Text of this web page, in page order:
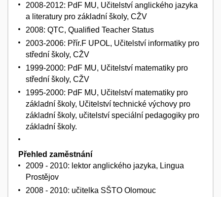
2008-2012: PdF MU, Učitelství anglického jazyka
a literatury pro základní školy, CŽV
2008: QTC, Qualified Teacher Status
2003-2006: Přír.F UPOL, Učitelství informatiky pro
střední školy, CŽV
1999-2000: PdF MU, Učitelství matematiky pro
střední školy, CŽV
1995-2000: PdF MU, Učitelství matematiky pro
základní školy, Učitelství technické výchovy pro
základní školy, učitelství speciální pedagogiky pro
základní školy.
Přehled zaměstnání
2009 - 2010: lektor anglického jazyka, Lingua
Prostějov
2008 - 2010: učitelka SŠTO Olomouc